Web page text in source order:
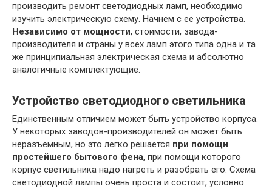
производить ремонт светодиодных ламп, необходимо
изучить электрическую схему. Начнем с ее устройства.
Независимо от мощности, стоимости, завода-
производителя и страны у всех ламп этого типа одна и та
же принципиальная электрическая схема и абсолютно
аналогичные комплектующие.
Устройство светодиодного светильника
Единственным отличием может быть устройство корпуса.
У некоторых заводов-производителей он может быть
неразъемным, но это легко решается при помощи
простейшего бытового фена, при помощи которого
корпус светильника надо нагреть и разобрать его. Схема
светодиодной лампы очень проста и состоит, условно